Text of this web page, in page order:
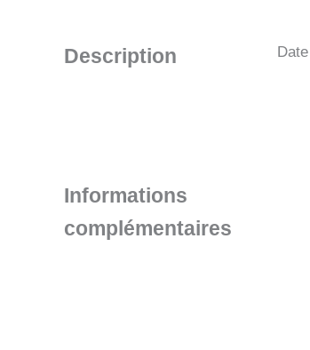
Description
Informations
complémentaires